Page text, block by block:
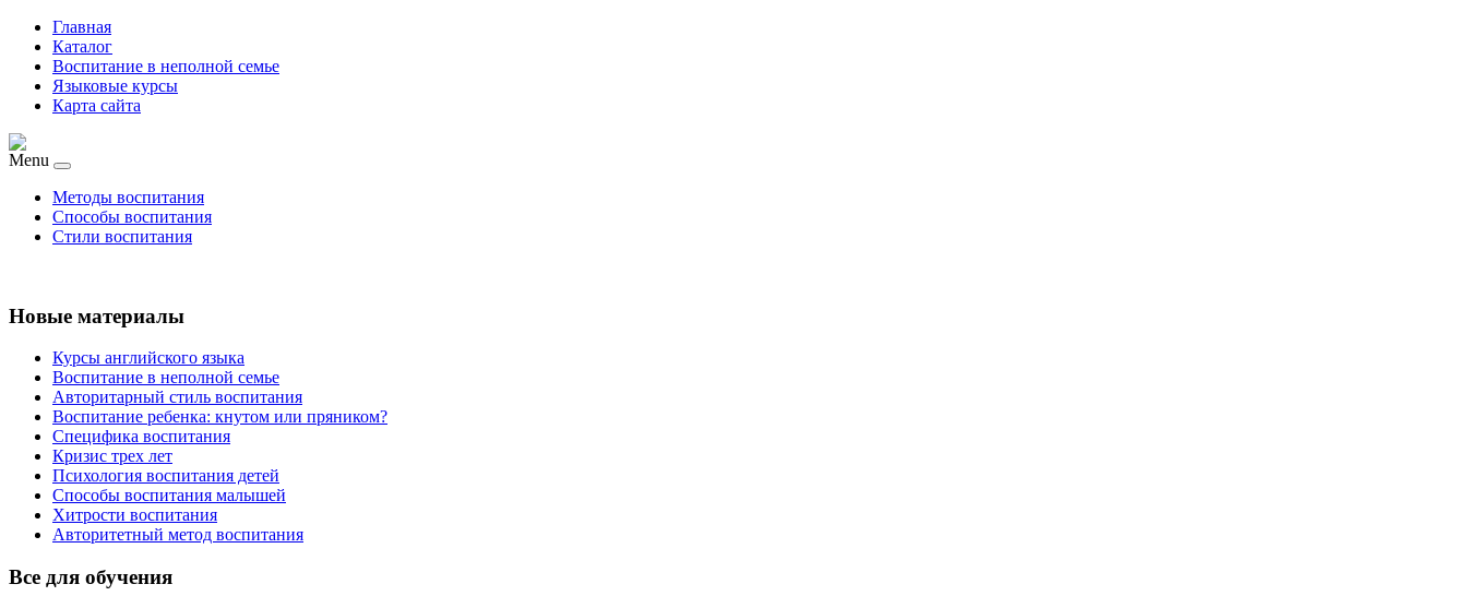
Главная
Каталог
Воспитание в неполной семье
Языковые курсы
Карта сайта
Menu
Методы воспитания
Способы воспитания
Стили воспитания
Новые материалы
Курсы английского языка
Воспитание в неполной семье
Авторитарный стиль воспитания
Воспитание ребенка: кнутом или пряником?
Специфика воспитания
Кризис трех лет
Психология воспитания детей
Способы воспитания малышей
Хитрости воспитания
Авторитетный метод воспитания
Все для обучения